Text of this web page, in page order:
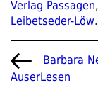
Verlag Passagen,
Leibetseder-Löw.
Vorheriger
Beitrag
Barbara
AuserLesen